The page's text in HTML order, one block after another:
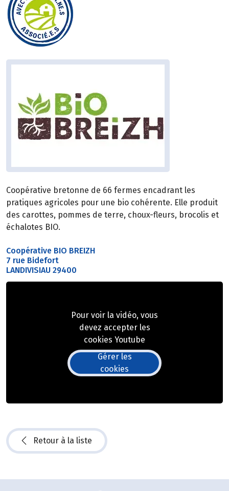
Coopérative bretonne de 66 fermes encadrant les
pratiques agricoles pour une bio cohérente. Elle produit
des carottes, pommes de terre, choux-fleurs, brocolis et
échalotes BIO.
Coopérative BIO BREIZH
7 rue Bidefort
LANDIVISIAU 29400
Pour voir la vidéo, vous
devez accepter les
cookies Youtube
Gérer les
cookies
Retour à la liste